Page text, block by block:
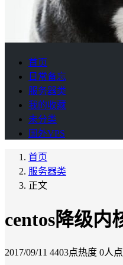
首页
日常备忘
服务器类
我的收藏
未分类
国外VPS
首页
服务器类
正文
centos降级内
2017/09/11 4403点热度 0人